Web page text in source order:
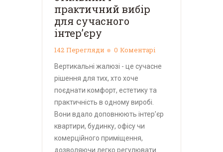
практичний вибір
для сучасного
інтер’єру
142 Перегляди 0 Коментарі
Вертикальні жалюзі - це сучасне
рішення для тих, хто хоче
поєднати комфорт, естетику та
практичність в одному виробі.
Вони вдало доповнюють інтер’єр
квартири, будинку, офісу чи
комерційного приміщення,
дозволяючи легко регулювати